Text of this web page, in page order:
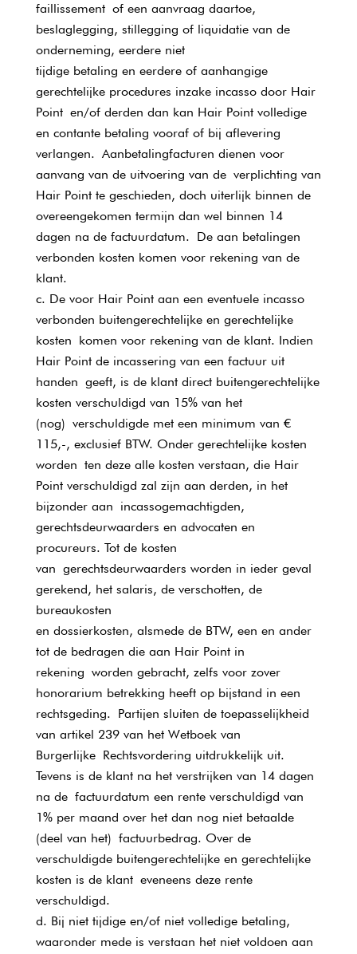
faillissement of een aanvraag daartoe,
beslaglegging, stillegging of liquidatie van de
onderneming, eerdere niet
tijdige betaling en eerdere of aanhangige
gerechtelijke procedures inzake incasso door Hair
Point en/of derden dan kan Hair Point volledige
en contante betaling vooraf of bij aflevering
verlangen. Aanbetalingfacturen dienen voor
aanvang van de uitvoering van de verplichting van
Hair Point te geschieden, doch uiterlijk binnen de
overeengekomen termijn dan wel binnen 14
dagen na de factuurdatum. De aan betalingen
verbonden kosten komen voor rekening van de
klant.
De voor Hair Point aan een eventuele incasso
verbonden buitengerechtelijke en gerechtelijke
kosten komen voor rekening van de klant. Indien
Hair Point de incassering van een factuur uit
handen geeft, is de klant direct buitengerechtelijke
kosten verschuldigd van 15% van het
(nog) verschuldigde met een minimum van €
115,-, exclusief BTW. Onder gerechtelijke kosten
worden ten deze alle kosten verstaan, die Hair
Point verschuldigd zal zijn aan derden, in het
bijzonder aan incassogemachtigden,
gerechtsdeurwaarders en advocaten en
procureurs. Tot de kosten
van gerechtsdeurwaarders worden in ieder geval
gerekend, het salaris, de verschotten, de
bureaukosten
en dossierkosten, alsmede de BTW, een en ander
tot de bedragen die aan Hair Point in
rekening worden gebracht, zelfs voor zover
honorarium betrekking heeft op bijstand in een
rechtsgeding. Partijen sluiten de toepasselijkheid
van artikel 239 van het Wetboek van
Burgerlijke Rechtsvordering uitdrukkelijk uit.
Tevens is de klant na het verstrijken van 14 dagen
na de factuurdatum een rente verschuldigd van
1% per maand over het dan nog niet betaalde
(deel van het) factuurbedrag. Over de
verschuldigde buitengerechtelijke en gerechtelijke
kosten is de klant eveneens deze rente
verschuldigd.
Bij niet tijdige en/of niet volledige betaling,
waaronder mede is verstaan het niet voldoen aan